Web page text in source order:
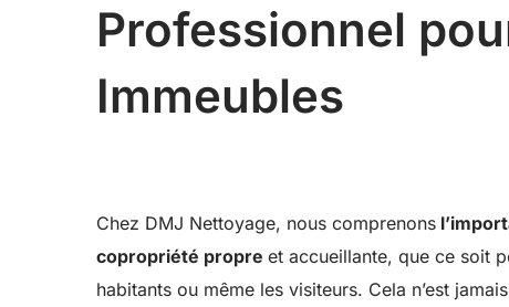
Professionnel
Immeubles
Chez DMJ Nettoyage, nous comprenons
copropriété propre et accueillante, que ce soit
habitants ou même les visiteurs. Cela n’est